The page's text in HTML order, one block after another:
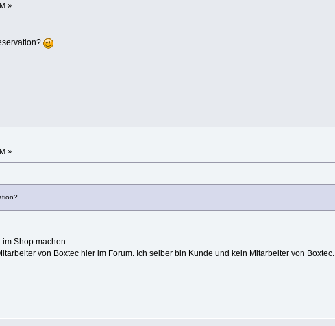
»
»
im Shop machen.
von Boxtec hier im Forum. Ich selber bin Kunde und kein Mitarbeiter von Boxtec.